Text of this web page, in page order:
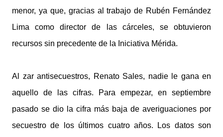
menor, ya que, gracias al trabajo de Rubén Fernández
Lima como director de las cárceles, se obtuvieron
recursos sin precedente de la Iniciativa Mérida.
Al zar antisecuestros, Renato Sales, nadie le gana en
aquello de las cifras. Para empezar, en septiembre
pasado se dio la cifra más baja de averiguaciones por
secuestro de los últimos cuatro años. Los datos son